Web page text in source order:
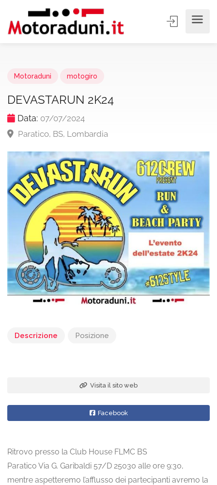
Motoraduni motogiro
DEVASTARUN 2K24
Data: 07/07/2024
Paratico, BS, Lombardia
Descrizione Posizione
Visita il sito web
Facebook
Ritrovo presso la Club House FLMC BS
Paratico Via G. Garibaldi 57/D 25030 alle ore 9:30,
mentre aspetteremo l’afflusso dei partecipanti avremo la